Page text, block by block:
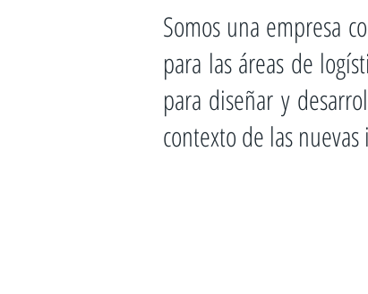
Somos una empresa
para las áreas de
para diseñar y
contexto de las